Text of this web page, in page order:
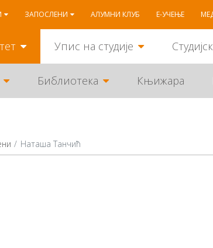
ЗАПОСЛЕНИ АЛУМНИ КЛУБ Е-УЧЕЊЕ
Упис на студије
Библиотека Књижара
Наташа Танчић